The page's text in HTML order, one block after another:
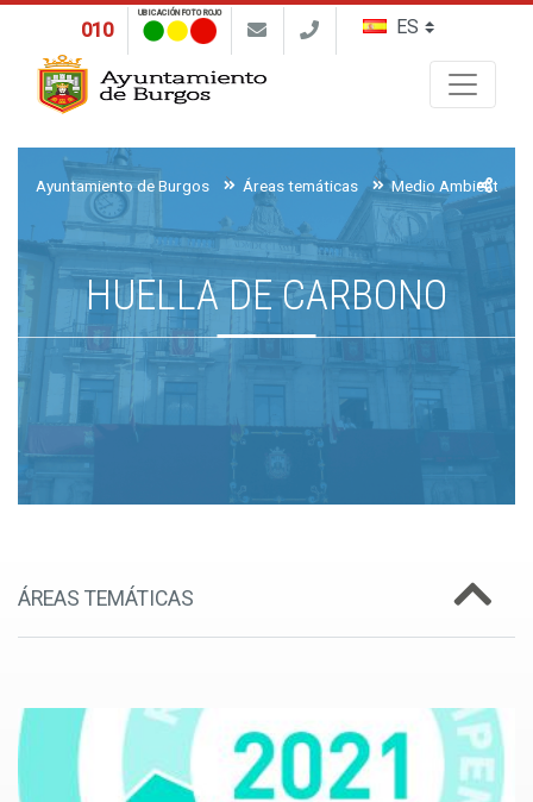
010
UBICACIÓN FOTO ROJO
Ayuntamiento de Burgos Áreas temáticas Medio Ambiente,
HUELLA DE CARBONO
ÁREAS TEMÁTICAS